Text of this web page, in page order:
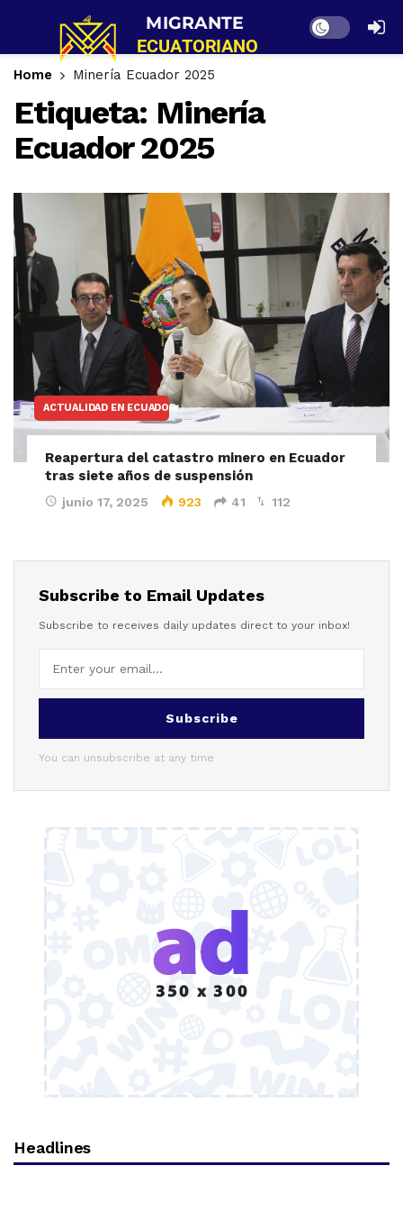
Dark mode
Home Minería Ecuador 2025
Etiqueta: Minería
Ecuador 2025
ACTUALIDAD EN ECUADOR
Reapertura del catastro minero en Ecuador
tras siete años de suspensión
junio 17, 2025 923 41 112
Subscribe to Email Updates
Subscribe to receives daily updates direct to your inbox!
Subscribe
You can unsubscribe at any time
Headlines